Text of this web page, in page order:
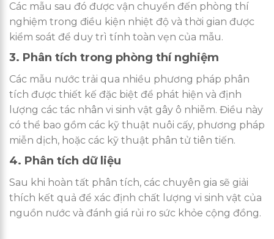
Các mẫu sau đó được vận chuyển đến phòng thí
nghiệm trong điều kiện nhiệt độ và thời gian được
kiểm soát để duy trì tính toàn vẹn của mẫu.
3. Phân tích trong phòng thí nghiệm
Các mẫu nước trải qua nhiều phương pháp phân
tích được thiết kế đặc biệt để phát hiện và định
lượng các tác nhân vi sinh vật gây ô nhiễm. Điều này
có thể bao gồm các kỹ thuật nuôi cấy, phương pháp
miễn dịch, hoặc các kỹ thuật phân tử tiên tiến.
4. Phân tích dữ liệu
Sau khi hoàn tất phân tích, các chuyên gia sẽ giải
thích kết quả để xác định chất lượng vi sinh vật của
nguồn nước và đánh giá rủi ro sức khỏe cộng đồng.